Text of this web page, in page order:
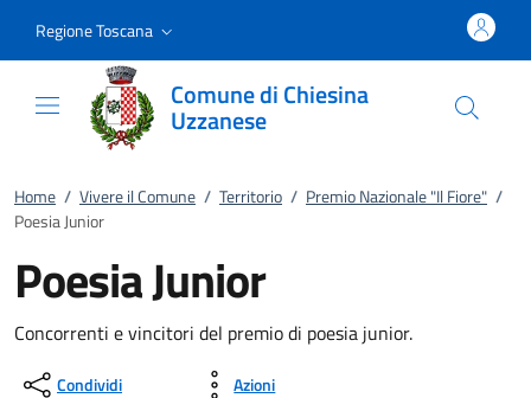
Regione Toscana
Comune di Chiesina
Uzzanese
Home / Vivere il Comune / Territorio / Premio Nazionale "Il Fiore" /
Poesia Junior
Poesia Junior
Concorrenti e vincitori del premio di poesia junior.
Condividi Azioni